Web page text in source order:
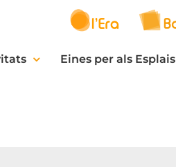
Eines per als Esplais